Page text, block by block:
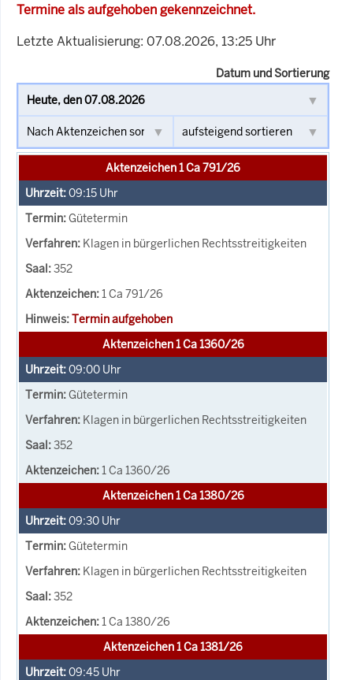
Termine als aufgehoben gekennzeichnet.
Letzte Aktualisierung: 07.08.2026, 13:25 Uhr
Datum und Sortierung
Aktenzeichen 1 Ca 791/26
09:15 Uhr
Gütetermin
Klagen in bürgerlichen Rechtsstreitigkeiten
352
1 Ca 791/26
Termin aufgehoben
Aktenzeichen 1 Ca 1360/26
09:00 Uhr
Gütetermin
Klagen in bürgerlichen Rechtsstreitigkeiten
352
1 Ca 1360/26
Aktenzeichen 1 Ca 1380/26
09:30 Uhr
Gütetermin
Klagen in bürgerlichen Rechtsstreitigkeiten
352
1 Ca 1380/26
Aktenzeichen 1 Ca 1381/26
09:45 Uhr